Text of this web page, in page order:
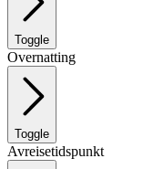
Toggle
Overnatting
Toggle
Avreisetidspunkt